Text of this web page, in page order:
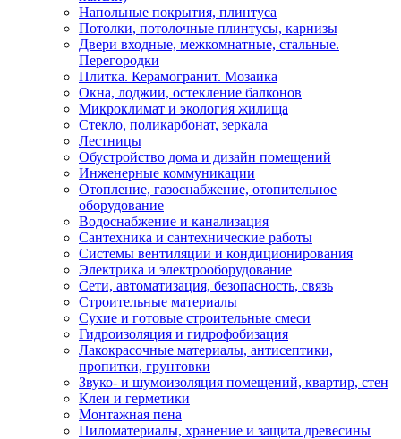
Напольные покрытия, плинтуса
Потолки, потолочные плинтусы, карнизы
Двери входные, межкомнатные, стальные.
Перегородки
Плитка. Керамогранит. Мозаика
Окна, лоджии, остекление балконов
Микроклимат и экология жилища
Стекло, поликарбонат, зеркала
Лестницы
Обустройство дома и дизайн помещений
Инженерные коммуникации
Отопление, газоснабжение, отопительное
оборудование
Водоснабжение и канализация
Сантехника и сантехнические работы
Системы вентиляции и кондиционирования
Электрика и электрооборудование
Сети, автоматизация, безопасность, связь
Строительные материалы
Сухие и готовые строительные смеси
Гидроизоляция и гидрофобизация
Лакокрасочные материалы, антисептики,
пропитки, грунтовки
Звуко- и шумоизоляция помещений, квартир, стен
Клеи и герметики
Монтажная пена
Пиломатериалы, хранение и защита древесины